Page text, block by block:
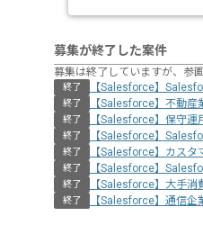
募集が終了した案件
募集は終了していますが、参
終了 【Salesforce】
終了 【Salesforce】不動
終了 【Salesforce】保守運
終了 【Salesforce】
終了 【Salesforce】カス
終了 【Salesforce】
終了 【Salesforce】大手
終了 【Salesforce】通信